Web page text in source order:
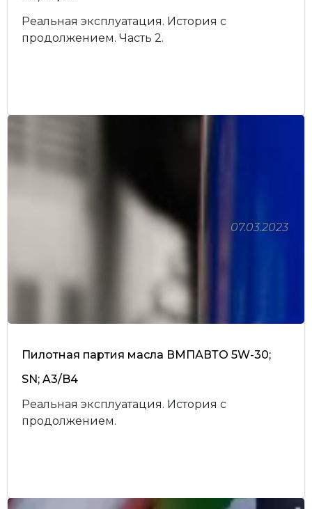
Реальная эксплуатация. История с
продолжением. Часть 2.
Пилотная партия масла ВМПАВТО 5W-30;
SN; A3/B4
Реальная эксплуатация. История с
продолжением.
07.03.2023